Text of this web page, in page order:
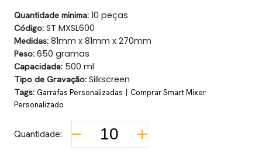
Quantidade minima: 10 peças
Código: ST MXSL600
Medidas: 81mm x 81mm x 270mm
Peso: 650 gramas
Capacidade: 500 ml
Tipo de Gravação: Silkscreen
Tags: Garrafas Personalizadas | Comprar Smart Mixer
Personalizado
Quantidade: